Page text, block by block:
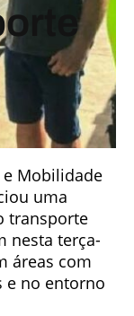
e Mobilidade
uma
transporte
nesta terça-
áreas com
e no entorno